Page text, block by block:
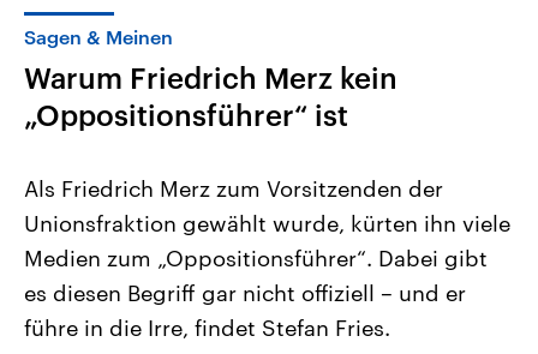
Themen
Landtagswahl Sachsen-Anhalt
2026
Alle Informationen
Sachsen-Anhalt wählt am 6.
September 2026 einen neuen
Landtag. Seit 2021 wird das
Aktuelle Beiträge,
Hintergründe
Wirtschaftlich und
gehören die Vereinigten
den mächtigsten Ländern
Sagen & Meinen
Warum Friedrich Merz kein
„Oppositionsführer“ ist
Als Friedrich Merz zum Vorsitzenden der
Unionsfraktion gewählt wurde, kürten ihn viele
Medien zum „Oppositionsführer“. Dabei gibt
es diesen Begriff gar nicht offiziell – und er
führe in die Irre, findet Stefan Fries.